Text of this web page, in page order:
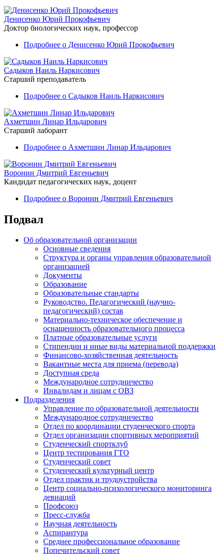
Денисенко Юрий Прокофьевич
Доктор биологических наук, профессор
Подробнее о Денисенко Юрий Прокофьевич
Садыков Наиль Наркисович
Старший преподаватель
Подробнее о Садыков Наиль Наркисович
Ахметшин Линар Ильдарович
Старший лаборант
Подробнее о Ахметшин Линар Ильдарович
Воронин Дмитрий Евгеньевич
Кандидат педагогических наук, доцент
Подробнее о Воронин Дмитрий Евгеньевич
Подвал
Об образовательной организации
Основные сведения
Структура и органы управления образовательной
организацией
Документы
Образование
Образовательные стандарты
Руководство. Педагогический (научно-
педагогический) состав
Материально-техническое обеспечение и
оснащенность образовательного процесса
Платные образовательные услуги
Стипендии и иные виды материальной поддержки
Финансово-хозяйственная деятельность
Вакантные места для приема (перевода)
Доступная среда
Международное сотрудничество
Инвалидам и лицам с ОВЗ
Подразделения
Управление по образовательной деятельности
Международное сотрудничество
Отдел по координации студенческого спорта
Отдел организации спортивных мероприятий
Студенческий спортклуб
Центр тестирования ГТО
Студенческий совет
Студенческий культурный центр
Отдел практик и трудоустройства
Центр социально-психологического мониторинга
девиаций
Профсоюз
Пресс-служба
Научная деятельность
Аспирантура
Среднее профессиональное образование
Попечительский совет